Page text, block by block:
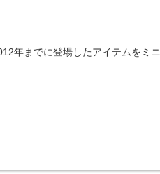
年までに登場したアイテムをミニ